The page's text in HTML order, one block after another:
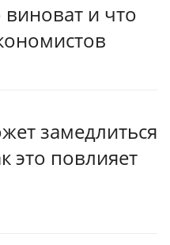
виноват и что
замедлиться
это повлияет